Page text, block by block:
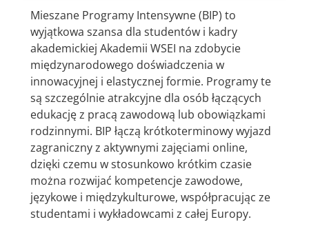
Mieszane Programy Intensywne (BIP) to
wyjątkowa szansa dla studentów i kadry
akademickiej Akademii WSEI na zdobycie
międzynarodowego doświadczenia w
innowacyjnej i elastycznej formie. Programy te
są szczególnie atrakcyjne dla osób łączących
edukację z pracą zawodową lub obowiązkami
rodzinnymi. BIP łączą krótkoterminowy wyjazd
zagraniczny z aktywnymi zajęciami online,
dzięki czemu w stosunkowo krótkim czasie
można rozwijać kompetencje zawodowe,
językowe i międzykulturowe, współpracując ze
studentami i wykładowcami z całej Europy.